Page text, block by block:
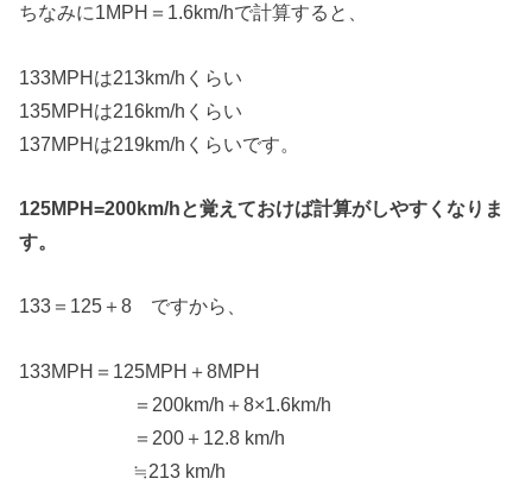
ちなみに1MPH＝1.6km/hで計算すると、
133MPHは213km/hくらい
135MPHは216km/hくらい
137MPHは219km/hくらいです。
125MPH=200km/hと覚えておけば計算がしやすくなりま
す。
133＝125＋8 ですから、
133MPH＝125MPH＋8MPH
＝200km/h＋8×1.6km/h
＝200＋12.8 km/h
≒213 km/h